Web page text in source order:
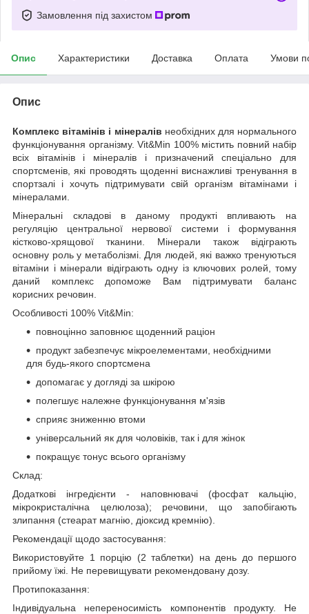
Замовлення під захистом
Опис Характеристики Доставка Оплата Умови
Опис
Комплекс вітамінів і мінералів необхідних для нормального
функціонування організму. Vit&Min 100% містить повний набір
всіх вітамінів і мінералів і призначений спеціально для
спортсменів, які проводять щоденні виснажливі тренування в
спортзалі і хочуть підтримувати свій організм вітамінами і
мінералами.
Мінеральні складові в даному продукті впливають на
регуляцію центральної нервової системи і формування
кістково-хрящової тканини. Мінерали також відіграють
основну роль у метаболізмі. Для людей, які важко тренуються
вітаміни і мінерали відіграють одну із ключових ролей, тому
даний комплекс допоможе Вам підтримувати баланс
корисних речовин.
Особливості 100% Vit&Min:
повноцінно заповнює щоденний раціон
продукт забезпечує мікроелементами, необхідними
для будь-якого спортсмена
допомагає у догляді за шкірою
полегшує належне функціонування м'язів
сприяє зниженню втоми
універсальний як для чоловіків, так і для жінок
покращує тонус всього організму
Склад:
Додаткові інгредієнти - наповнювачі (фосфат кальцію,
мікрокристалічна целюлоза); речовини, що запобігають
злипання (стеарат магнію, діоксид кремнію).
Рекомендації щодо застосування:
Використовуйте 1 порцію (2 таблетки) на день до першого
прийому їжі. Не перевищувати рекомендовану дозу.
Протипоказання:
Індивідуальна непереносимість компонентів продукту. Не